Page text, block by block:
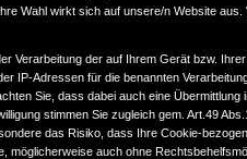
Wahl wirkt sich auf unsere/n Website aus.
Verarbeitung der auf Ihrem Gerät bzw.
IP-Adressen für die benannten
Sie, dass dabei auch eine Übermittlung
stimmen Sie zugleich gem. Art.49
das Risiko, dass Ihre Cookie-
auch ohne